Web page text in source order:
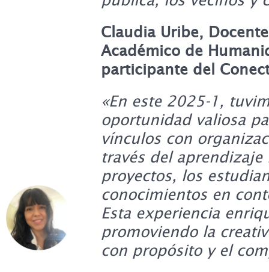
Claudia Uribe,
Académico de
participante del
«En este 2025-1,
oportunidad valiosa
vínculos con
través del aprendizaje
proyectos, los
conocimientos en
Esta experiencia
promoviendo la
con propósito y el